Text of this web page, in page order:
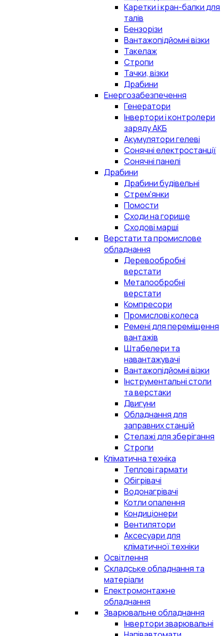
Каретки і кран-балки для
талів
Бензорізи
Вантажопідйомні візки
Такелаж
Стропи
Тачки, візки
Драбини
Енергозабезпечення
Генератори
Інвертори і контролери
заряду АКБ
Акумулятори гелеві
Сонячні електростанції
Сонячні панелі
Драбини
Драбини будівельні
Стрем'янки
Помости
Сходи на горище
Сходові марші
Верстати та промислове
обладнання
Деревообробні
верстати
Металообробні
верстати
Компресори
Промислові колеса
Ремені для переміщення
вантажів
Штабелери та
навантажувачі
Вантажопідйомні візки
Інструментальні столи
та верстаки
Двигуни
Обладнання для
заправних станцій
Стелажі для зберігання
Стропи
Кліматична техніка
Теплові гармати
Обігрівачі
Водонагрівачі
Котли опалення
Кондиціонери
Вентилятори
Аксесуари для
кліматичної техніки
Освітлення
Складське обладнання та
матеріали
Електромонтажне
обладнання
Зварювальне обладнання
Інвертори зварювальні